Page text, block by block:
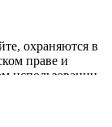
охраняются в
праве и
использовании